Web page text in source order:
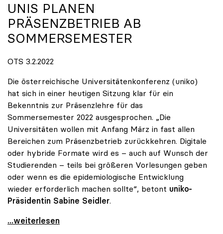
UNIS PLANEN
PRÄSENZBETRIEB AB
SOMMERSEMESTER
OTS 3.2.2022
Die österreichische Universitätenkonferenz (uniko)
hat sich in einer heutigen Sitzung klar für ein
Bekenntnis zur Präsenzlehre für das
Sommersemester 2022 ausgesprochen. „Die
Universitäten wollen mit Anfang März in fast allen
Bereichen zum Präsenzbetrieb zurückkehren. Digitale
oder hybride Formate wird es – auch auf Wunsch der
Studierenden – teils bei größeren Vorlesungen geben
oder wenn es die epidemiologische Entwicklung
wieder erforderlich machen sollte“, betont uniko-
Präsidentin Sabine Seidler.
Unis planen Präsenzbetrieb ab Sommersemester
...weiterlesen